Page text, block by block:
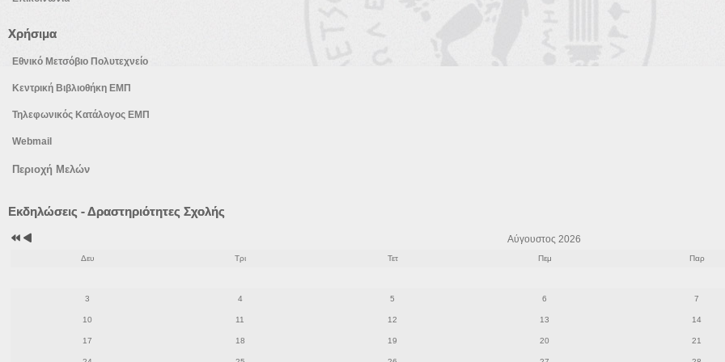
Χρήσιμα
Εθνικό Μετσόβιο Πολυτεχνείο
Κεντρική Βιβλιοθήκη ΕΜΠ
Τηλεφωνικός Κατάλογος ΕΜΠ
Webmail
Περιοχή Μελών
Εκδηλώσεις - Δραστηριότητες Σχολής
Προηγούμενος
μήνας
Αύγουστος 2026
Δευ Τρι Τετ Πεμ Παρ
3 4 5 6 7
10 11 12 13 14
17 18 19 20 21